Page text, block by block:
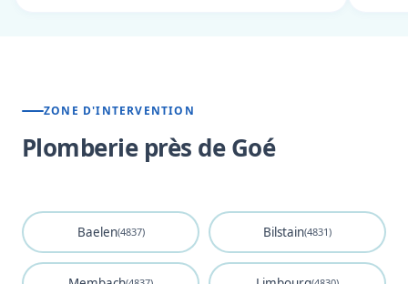
ZONE D'INTERVENTION
Plomberie près de Goé
Baelen(4837) Bilstain(4831)